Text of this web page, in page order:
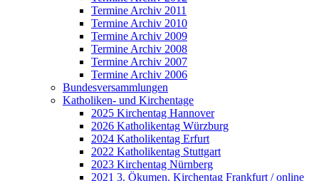
Termine Archiv 2011
Termine Archiv 2010
Termine Archiv 2009
Termine Archiv 2008
Termine Archiv 2007
Termine Archiv 2006
Bundesversammlungen
Katholiken- und Kirchentage
2025 Kirchentag Hannover
2026 Katholikentag Würzburg
2024 Katholikentag Erfurt
2022 Katholikentag Stuttgart
2023 Kirchentag Nürnberg
2021 3. Ökumen. Kirchentag Frankfurt / online